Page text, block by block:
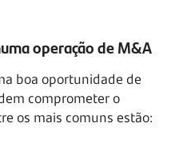
operação de M&A
boa oportunidade de
comprometer o
os mais comuns estão: